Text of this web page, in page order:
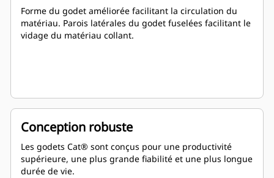
Forme du godet améliorée facilitant la circulation du
matériau. Parois latérales du godet fuselées facilitant le
vidage du matériau collant.
Conception robuste
Les godets Cat® sont conçus pour une productivité
supérieure, une plus grande fiabilité et une plus longue
durée de vie.